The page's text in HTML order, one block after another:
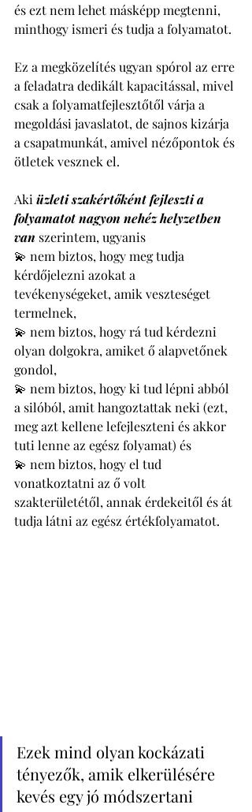
és ezt nem lehet másképp megtenni,
minthogy ismeri és tudja a folyamatot.
Ez a megközelítés ugyan spórol az erre
a feladatra dedikált kapacitással, mivel
csak a folyamatfejlesztőtől várja a
megoldási javaslatot, de sajnos kizárja
a csapatmunkát, amivel nézőpontok és
ötletek vesznek el.
Aki üzleti szakértőként fejleszti a
folyamatot nagyon nehéz helyzetben
van szerintem, ugyanis
💫 nem biztos, hogy meg tudja
kérdőjelezni azokat a
tevékenységeket, amik veszteséget
termelnek,
💫 nem biztos, hogy rá tud kérdezni
olyan dolgokra, amiket ő alapvetőnek
gondol,
💫 nem biztos, hogy ki tud lépni abból
a silóból, amit hangoztattak neki (ezt,
meg azt kellene lefejleszteni és akkor
tuti lenne az egész folyamat) és
💫 nem biztos, hogy el tud
vonatkoztatni az ő volt
szakterületétől, annak érdekeitől és át
tudja látni az egész értékfolyamatot.
Ezek mind olyan kockázati
tényezők, amik elkerülésére
kevés egy jó módszertani